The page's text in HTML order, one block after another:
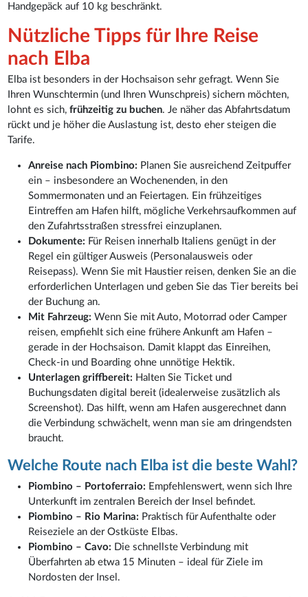
Handgepäck auf 10 kg beschränkt.
Nützliche Tipps für Ihre Reise
nach Elba
Elba ist besonders in der Hochsaison sehr gefragt. Wenn Sie
Ihren Wunschtermin (und Ihren Wunschpreis) sichern möchten,
lohnt es sich,frühzeitig zu buchen. Je näher das Abfahrtsdatum
rückt und je höher die Auslastung ist, desto eher steigen die
Tarife.
Anreise nach Piombino: Planen Sie ausreichend Zeitpuffer
ein – insbesondere an Wochenenden, in den
Sommermonaten und an Feiertagen. Ein frühzeitiges
Eintreffen am Hafen hilft, mögliche Verkehrsaufkommen auf
den Zufahrtsstraßen stressfrei einzuplanen.
Dokumente: Für Reisen innerhalb Italiens genügt in der
Regel ein gültiger Ausweis (Personalausweis oder
Reisepass). Wenn Sie mit Haustier reisen, denken Sie an die
erforderlichen Unterlagen und geben Sie das Tier bereits bei
der Buchung an.
Mit Fahrzeug: Wenn Sie mit Auto, Motorrad oder Camper
reisen, empfiehlt sich eine frühere Ankunft am Hafen –
gerade in der Hochsaison. Damit klappt das Einreihen,
Check-in und Boarding ohne unnötige Hektik.
Unterlagen griffbereit: Halten Sie Ticket und
Buchungsdaten digital bereit (idealerweise zusätzlich als
Screenshot). Das hilft, wenn am Hafen ausgerechnet dann
die Verbindung schwächelt, wenn man sie am dringendsten
braucht.
Welche Route nach Elba ist die beste Wahl?
Piombino – Portoferraio: Empfehlenswert, wenn sich Ihre
Unterkunft im zentralen Bereich der Insel befindet.
Piombino – Rio Marina: Praktisch für Aufenthalte oder
Reiseziele an der Ostküste Elbas.
Piombino – Cavo: Die schnellste Verbindung mit
Überfahrten ab etwa 15 Minuten – ideal für Ziele im
Nordosten der Insel.